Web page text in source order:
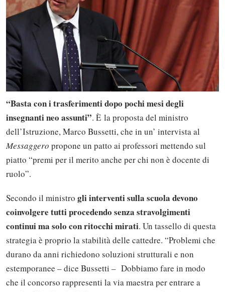
“Basta con i trasferimenti dopo pochi mesi degli
insegnanti neo assunti”. È la proposta del ministro
dell’Istruzione, Marco Bussetti, che in un’ intervista al
Messaggero propone un patto ai professori mettendo sul
piatto “premi per il merito anche per chi non è docente di
ruolo”.
Secondo il ministro gli interventi sulla scuola devono
coinvolgere tutti procedendo senza stravolgimenti
continui ma solo con ritocchi mirati. Un tassello di questa
strategia è proprio la stabilità delle cattedre. “Problemi che
durano da anni richiedono soluzioni strutturali e non
estemporanee – dice Bussetti – Dobbiamo fare in modo
che il concorso rappresenti la via maestra per entrare a